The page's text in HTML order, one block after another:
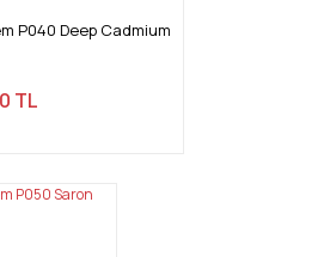
P040 Deep Cadmium
TL